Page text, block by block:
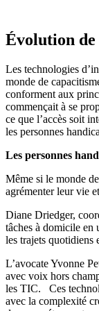
Évolution de
Les technologies
monde de
conforment aux
commençait à se
ce que l’accès soit
les personnes
Les personnes
Même si le monde
agrémenter leur vie
Diane Driedger,
tâches à domicile
les trajets quotidiens
L’avocate Yvonne
avec voix hors
les TIC. Ces
avec la complexité